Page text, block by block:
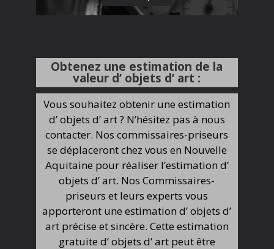
Obtenez une estimation de la
valeur d’ objets d’ art :
Vous souhaitez obtenir une estimation
d’ objets d’ art ? N’hésitez pas à nous
contacter. Nos commissaires-priseurs
se déplaceront chez vous en Nouvelle
Aquitaine pour réaliser l’estimation d’
objets d’ art. Nos Commissaires-
priseurs et leurs experts vous
apporteront une estimation d’ objets d’
art précise et sincère. Cette estimation
gratuite d’ objets d’ art peut être